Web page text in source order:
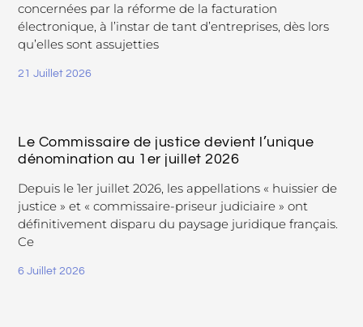
concernées par la réforme de la facturation
électronique, à l’instar de tant d’entreprises, dès lors
qu’elles sont assujetties
21 Juillet 2026
Le Commissaire de justice devient l’unique
dénomination au 1er juillet 2026
Depuis le 1er juillet 2026, les appellations « huissier de
justice » et « commissaire-priseur judiciaire » ont
définitivement disparu du paysage juridique français.
Ce
6 Juillet 2026